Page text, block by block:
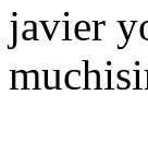
javier